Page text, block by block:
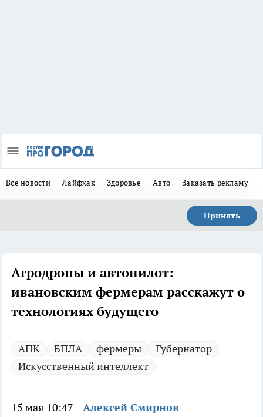
Все новости Лайфхак Здоровье Авто Заказать рекламу
Принять
Агродроны и автопилот:
ивановским фермерам расскажут о
технологиях будущего
АПК БПЛА фермеры
Губернатор
Искусственный интеллект
15 мая 10:47 Алексей Смирнов